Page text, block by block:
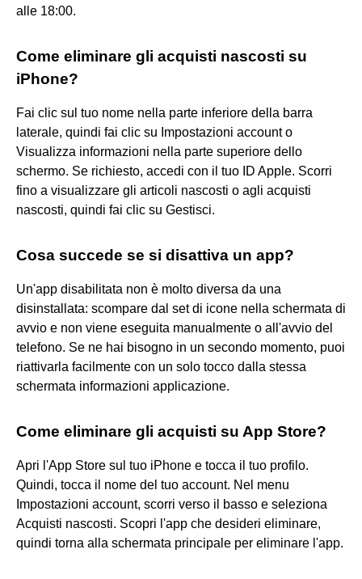
alle 18:00.
Come eliminare gli acquisti nascosti su
iPhone?
Fai clic sul tuo nome nella parte inferiore della barra
laterale, quindi fai clic su Impostazioni account o
Visualizza informazioni nella parte superiore dello
schermo. Se richiesto, accedi con il tuo ID Apple. Scorri
fino a visualizzare gli articoli nascosti o agli acquisti
nascosti, quindi fai clic su Gestisci.
Cosa succede se si disattiva un app?
Un'app disabilitata non è molto diversa da una
disinstallata: scompare dal set di icone nella schermata di
avvio e non viene eseguita manualmente o all'avvio del
telefono. Se ne hai bisogno in un secondo momento, puoi
riattivarla facilmente con un solo tocco dalla stessa
schermata informazioni applicazione.
Come eliminare gli acquisti su App Store?
Apri l'App Store sul tuo iPhone e tocca il tuo profilo.
Quindi, tocca il nome del tuo account. Nel menu
Impostazioni account, scorri verso il basso e seleziona
Acquisti nascosti. Scopri l'app che desideri eliminare,
quindi torna alla schermata principale per eliminare l'app.